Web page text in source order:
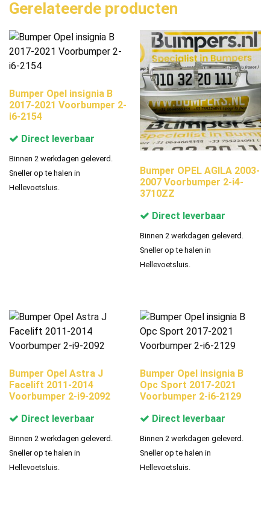
Gerelateerde producten
Bumper Opel insignia B
2017-2021 Voorbumper 2-
i6-2154
Direct leverbaar
Binnen 2 werkdagen geleverd.
Sneller op te halen in
Hellevoetsluis.
Bumper OPEL AGILA 2003-
2007 Voorbumper 2-i4-
3710ZZ
Direct leverbaar
Binnen 2 werkdagen geleverd.
Sneller op te halen in
Hellevoetsluis.
Bumper Opel Astra J
Facelift 2011-2014
Voorbumper 2-i9-2092
Direct leverbaar
Binnen 2 werkdagen geleverd.
Sneller op te halen in
Hellevoetsluis.
Bumper Opel insignia B
Opc Sport 2017-2021
Voorbumper 2-i6-2129
Direct leverbaar
Binnen 2 werkdagen geleverd.
Sneller op te halen in
Hellevoetsluis.